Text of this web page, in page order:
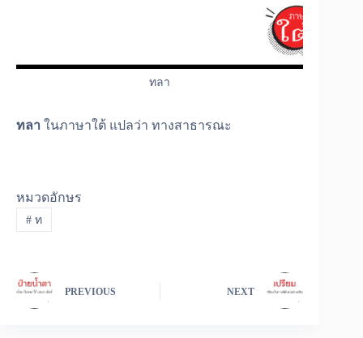
ทลา
ทลา ในภาษาใต้ แปลว่า ทางสาธารณะ
หมวดอักษร
#ท
PREVIOUS NEXT